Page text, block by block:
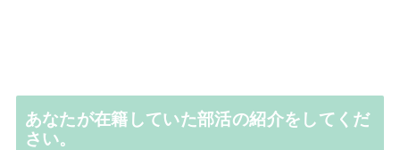
あなたが在籍していた部活の紹介をしてくだ
さい。